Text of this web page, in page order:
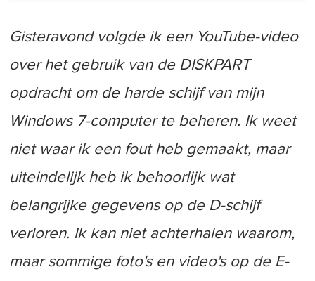
Gisteravond volgde ik een YouTube-video
over het gebruik van de DISKPART
opdracht om de harde schijf van mijn
Windows 7-computer te beheren. Ik weet
niet waar ik een fout heb gemaakt, maar
uiteindelijk heb ik behoorlijk wat
belangrijke gegevens op de D-schijf
verloren. Ik kan niet achterhalen waarom,
maar sommige foto's en video's op de E-